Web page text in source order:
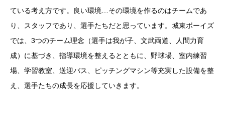
ている考え方です。良い環境…その環境を作るのはチームであ
り、スタッフであり、選手たちだと思っています。城東ボーイズ
では、3つのチーム理念（選手は我が子、文武両道、人間力育
成）に基づき、指導環境を整えるとともに、野球場、室内練習
場、学習教室、送迎バス、ピッチングマシン等充実した設備を整
え、選手たちの成長を応援していきます。